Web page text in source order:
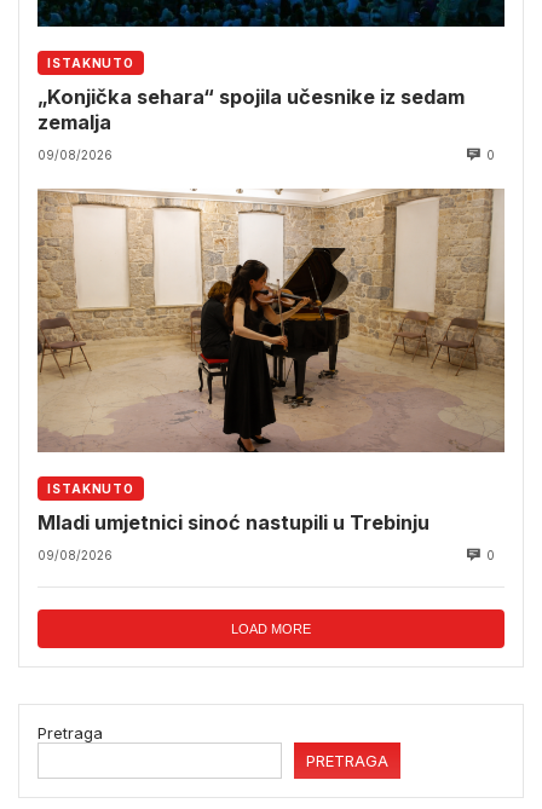
ISTAKNUTO
„Konjička sehara“ spojila učesnike iz sedam
zemalja
09/08/2026 0
ISTAKNUTO
Mladi umjetnici sinoć nastupili u Trebinju
09/08/2026 0
LOAD MORE
Pretraga
PRETRAGA